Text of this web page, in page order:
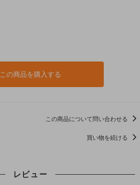
この商品を購入する
この商品について問い合わせる
買い物を続ける
レビュー